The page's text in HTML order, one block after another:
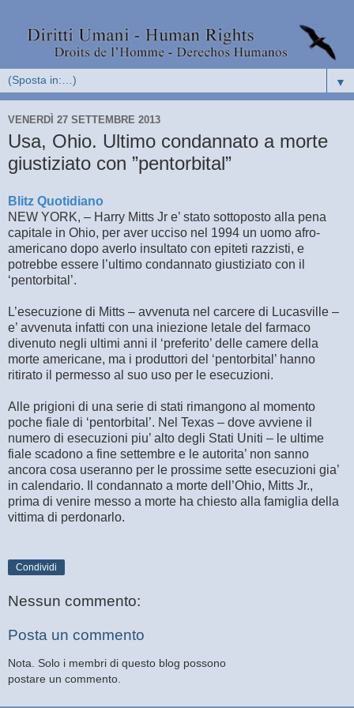
▼
VENERDÌ 27 SETTEMBRE 2013
Usa, Ohio. Ultimo condannato a morte
giustiziato con ”pentorbital”
Blitz Quotidiano
NEW YORK, – Harry Mitts Jr e’ stato sottoposto alla pena
capitale in Ohio, per aver ucciso nel 1994 un uomo afro-
americano dopo averlo insultato con epiteti razzisti, e
potrebbe essere l’ultimo condannato giustiziato con il
‘pentorbital’.
L’esecuzione di Mitts – avvenuta nel carcere di Lucasville –
e’ avvenuta infatti con una iniezione letale del farmaco
divenuto negli ultimi anni il ‘preferito’ delle camere della
morte americane, ma i produttori del ‘pentorbital’ hanno
ritirato il permesso al suo uso per le esecuzioni.
Alle prigioni di una serie di stati rimangono al momento
poche fiale di ‘pentorbital’. Nel Texas – dove avviene il
numero di esecuzioni piu’ alto degli Stati Uniti – le ultime
fiale scadono a fine settembre e le autorita’ non sanno
ancora cosa useranno per le prossime sette esecuzioni gia’
in calendario. Il condannato a morte dell’Ohio, Mitts Jr.,
prima di venire messo a morte ha chiesto alla famiglia della
vittima di perdonarlo.
Condividi
Nessun commento:
Posta un commento
Nota. Solo i membri di questo blog possono
postare un commento.